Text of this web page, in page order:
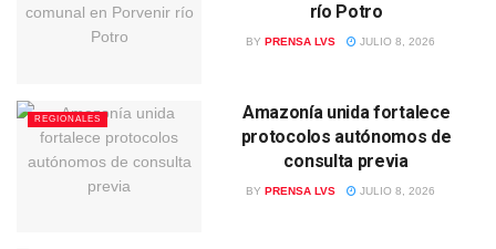
río Potro
BY PRENSA LVS JULIO 8, 2026
REGIONALES
Amazonía unida fortalece
protocolos autónomos de
consulta previa
BY PRENSA LVS JULIO 8, 2026